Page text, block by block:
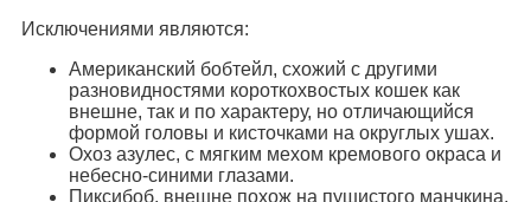
Исключениями являются:
Американский бобтейл, схожий с другими
разновидностями короткохвостых кошек как
внешне, так и по характеру, но отличающийся
формой головы и кисточками на округлых ушах.
Охоз азулес, с мягким мехом кремового окраса и
небесно-синими глазами.
Пиксибоб, внешне похож на пушистого манчкина,